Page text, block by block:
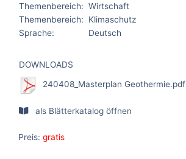
Themenbereich: Wirtschaft
Themenbereich:
Klimaschutz
Sprache:
Deutsch
DOWNLOADS
240408_Masterplan Geothermie.pdf
als Blätterkatalog öffnen
Preis: gratis